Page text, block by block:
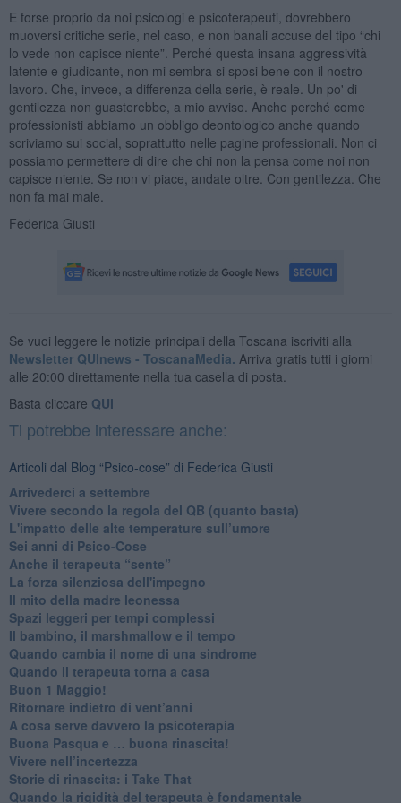
E forse proprio da noi psicologi e psicoterapeuti, dovrebbero
muoversi critiche serie, nel caso, e non banali accuse del tipo “chi
lo vede non capisce niente”. Perché questa insana aggressività
latente e giudicante, non mi sembra si sposi bene con il nostro
lavoro. Che, invece, a differenza della serie, è reale. Un po' di
gentilezza non guasterebbe, a mio avviso. Anche perché come
professionisti abbiamo un obbligo deontologico anche quando
scriviamo sui social, soprattutto nelle pagine professionali. Non ci
possiamo permettere di dire che chi non la pensa come noi non
capisce niente. Se non vi piace, andate oltre. Con gentilezza. Che
non fa mai male.
Federica Giusti
Se vuoi leggere le notizie principali della Toscana iscriviti alla
Newsletter QUInews - ToscanaMedia. Arriva gratis tutti i giorni
alle 20:00 direttamente nella tua casella di posta.
Basta cliccare QUI
Ti potrebbe interessare anche:
Articoli dal Blog “Psico-cose” di Federica Giusti
​Arrivederci a settembre
​Vivere secondo la regola del QB (quanto basta)
​L'impatto delle alte temperature sull’umore
Sei anni di Psico-Cose
​Anche il terapeuta “sente”
​La forza silenziosa dell'impegno
​Il mito della madre leonessa
Spazi leggeri per tempi complessi
Il bambino, il marshmallow e il tempo
​Quando cambia il nome di una sindrome
​Quando il terapeuta torna a casa
​Buon 1 Maggio!
Ritornare indietro di vent’anni
​A cosa serve davvero la psicoterapia
​Buona Pasqua e … buona rinascita!
​Vivere nell’incertezza
​Storie di rinascita: i Take That
​Quando la rigidità del terapeuta è fondamentale